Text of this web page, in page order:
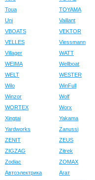
Toua
TOYAMA
Uni
Vaillant
VBOATS
VEKTOR
VELLES
Viessmann
Villager
WATT
WEIMA
Wellboat
WELT
WESTER
Wilo
WinFull
Winzor
Wolf
WORTEX
Worx
Xingtai
Yakama
Yardworks
Zanussi
ZENIT
ZEUS
ZIGZAG
Zitrek
Zodiac
ZOMAX
Автоэлектрика
Агат